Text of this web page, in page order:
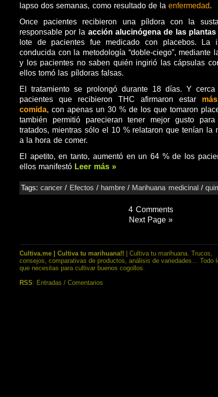
lapso dos semanas, como resultado de laenfermedad.
Once pacientes recibieron una píldora con la
responsable por la acción alucinógena de las
lote de pacientes fue medicado con placebos. La
conducida con la metodología “doble-ciego”, mediante
y los pacientes no saben quién ingirió las cápsulas
ellos tomó las píldoras falsas.
El tratamiento se prolongó durante 18 días. Y
pacientes que recibieron THC afirmaron estar
comida, con apenas un 30 % de los que tomaron
también permitió parecieran tener mejor gusto
tratados, mientras sólo el 10 % relataron que tenían la
a la hora de comer.
El apetito, en tanto, aumentó en un 64 % de los
ellos manifestó Leer más »
Tags:cancer / Efectos / hambre / Marihuana medicinal /
4 Comments
Next Page »
Cultiva.me | Cultiva tu marihuana!! | Cultiva tu marihuana. Trucos,
consejos, comparativas de productos, análisis de variedades… Todo
que necesitas para cultivar buenos cogollos.
RSS: Entradas / Comentarios